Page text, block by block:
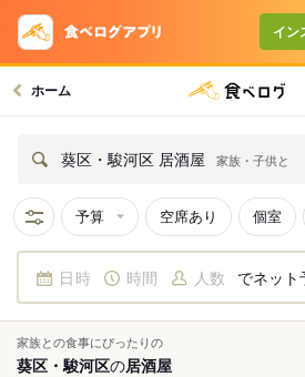
イン
ホーム
葵区・駿河区 居酒屋 家族・子供と
予算 空席あり 個室
日時 時間 人数 でネット
家族との食事にぴったりの
葵区・駿河区の居酒屋